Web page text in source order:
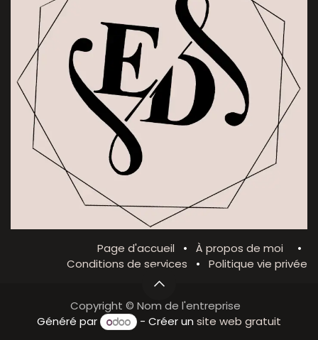
Page d'accueil • À propos de moi
•
Conditions de services
• Politique vie privée
Copyright © Nom de l'entreprise
Généré par
- Créer un site web gratuit